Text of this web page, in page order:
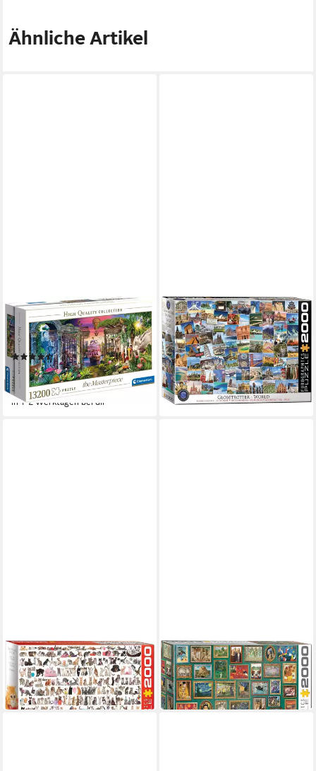
Ähnliche Artikel
CLEMENTONI®
Puzzle High Quality
Collection, Visionaria
(7)
ab 74,50 € UVP114,99 €
-35%
in 1-2 Werktagen bei dir
Puzzle 2000 Teile Puzzle -
Puzzle - Traumziele der Welt
29,99 €
in 2-3 Werktagen bei dir
Puzzle 2000 Teile Puzzle -
Puzzle - Katzenwelt
29,99 €
in 2-3 Werktagen bei dir
Puzzle 2000 Teile Puzzle -
Meisterwerke
29,99 €
in 2-3 Werktagen bei dir